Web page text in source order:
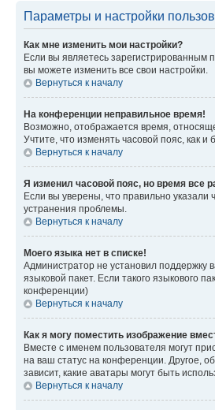
Параметры и настройки
Как мне изменить мои настройки?
Если вы являетесь зарегистрированным
вы можете изменить все свои настройки.
Вернуться к началу
На конференции неправильное время!
Возможно, отображается время,
Учтите, что изменять часовой пояс, как
Вернуться к началу
Я изменил часовой пояс, но время все
Если вы уверены, что правильно
устранения проблемы.
Вернуться к началу
Моего языка нет в списке!
Администратор не установил поддержку
языковой пакет. Если такого языкового
конференции)
Вернуться к началу
Как я могу поместить изображение
Вместе с именем пользователя могут
на ваш статус на конференции. Другое,
зависит, какие аватары могут быть
Вернуться к началу